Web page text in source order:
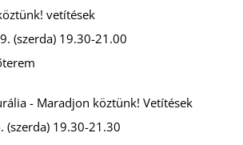
vetítések
(szerda) 19.30-21.00
- Maradjon köztünk! Vetítések
(szerda) 19.30-21.30